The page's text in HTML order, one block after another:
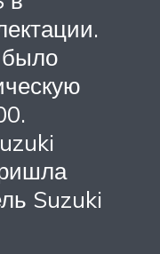
Suzuki